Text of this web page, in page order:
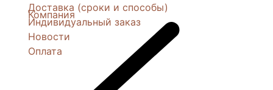
Доставка (сроки и способы)
Индивидуальный заказ
Новости
Оплата
Компания